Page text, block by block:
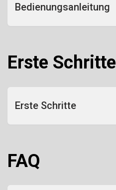
Bedienungsanleitung
Erste Schritte
Erste Schritte
FAQ